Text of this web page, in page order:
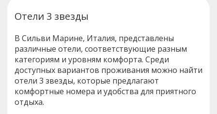
Отели 3 звезды
В Сильви Марине, Италия, представлены
различные отели, соответствующие разным
категориям и уровням комфорта. Среди
доступных вариантов проживания можно найти
отели 3 звезды, которые предлагают
комфортные номера и удобства для приятного
отдыха.